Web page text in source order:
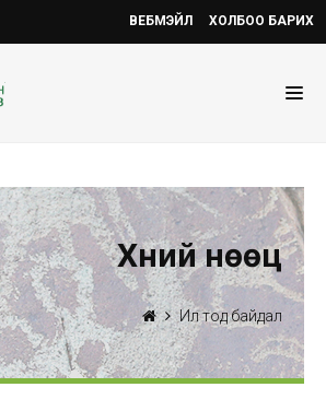
ВЕБМЭЙЛ ХОЛБОО БАРИХ
Хүний нөөц
Ил тод байдал